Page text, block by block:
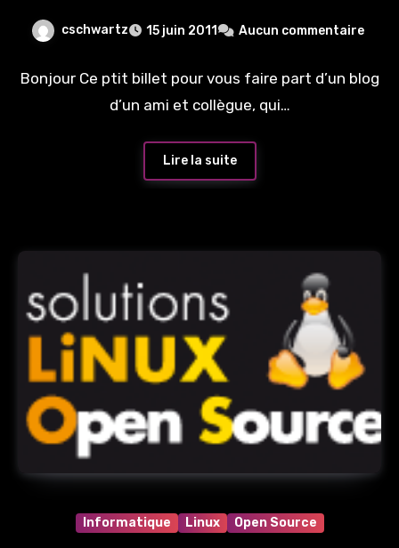
cschwartz 15 juin 2011 Aucun commentaire
Bonjour Ce ptit billet pour vous faire part d’un blog
d’un ami et collègue, qui…
Lire la suite
Informatique Linux Open Source